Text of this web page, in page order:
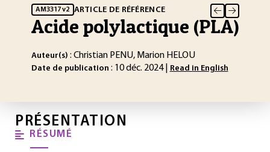
AM3317 v2 ARTICLE DE RÉFÉRENCE
Acide polylactique (PLA)
Auteur(s) : Christian PENU, Marion HELOU
Date de publication : 10 déc. 2024 | Read in English
PRÉSENTATION
RÉSUMÉ